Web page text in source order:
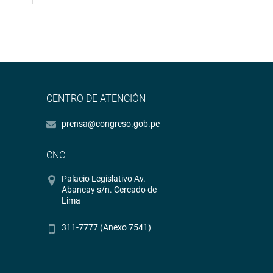
CENTRO DE ATENCIÓN
prensa@congreso.gob.pe
CNC
Palacio Legislativo Av.
Abancay s/n. Cercado de
Lima
311-7777 (Anexo 7541)